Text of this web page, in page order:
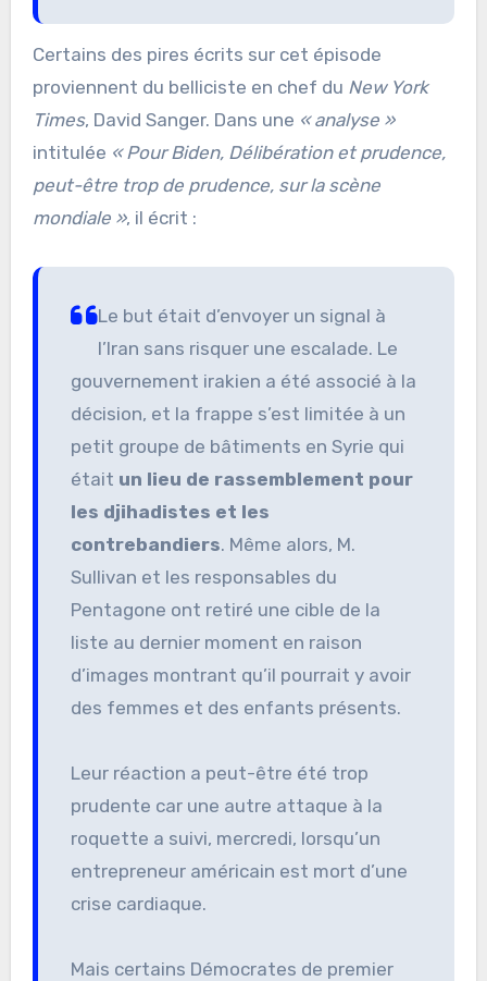
Certains des pires écrits sur cet épisode
proviennent du belliciste en chef du New York
Times, David Sanger. Dans une « analyse »
intitulée « Pour Biden, Délibération et prudence,
peut-être trop de prudence, sur la scène
mondiale », il écrit :
Le but était d’envoyer un signal à
l’Iran sans risquer une escalade. Le
gouvernement irakien a été associé à la
décision, et la frappe s’est limitée à un
petit groupe de bâtiments en Syrie qui
était un lieu de rassemblement pour
les djihadistes et les
contrebandiers. Même alors, M.
Sullivan et les responsables du
Pentagone ont retiré une cible de la
liste au dernier moment en raison
d’images montrant qu’il pourrait y avoir
des femmes et des enfants présents.
Leur réaction a peut-être été trop
prudente car une autre attaque à la
roquette a suivi, mercredi, lorsqu’un
entrepreneur américain est mort d’une
crise cardiaque.
Mais certains Démocrates de premier